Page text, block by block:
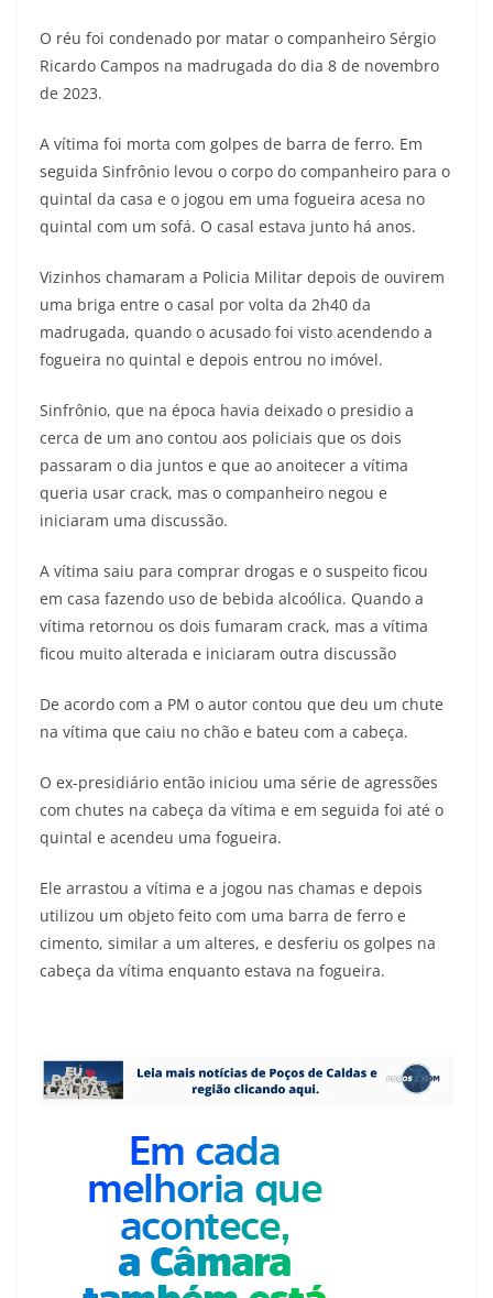
O réu foi condenado por matar o companheiro Sérgio
Ricardo Campos na madrugada do dia 8 de novembro
de 2023.
A vítima foi morta com golpes de barra de ferro. Em
seguida Sinfrônio levou o corpo do companheiro para o
quintal da casa e o jogou em uma fogueira acesa no
quintal com um sofá. O casal estava junto há anos.
Vizinhos chamaram a Policia Militar depois de ouvirem
uma briga entre o casal por volta da 2h40 da
madrugada, quando o acusado foi visto acendendo a
fogueira no quintal e depois entrou no imóvel.
Sinfrônio, que na época havia deixado o presidio a
cerca de um ano contou aos policiais que os dois
passaram o dia juntos e que ao anoitecer a vítima
queria usar crack, mas o companheiro negou e
iniciaram uma discussão.
A vítima saiu para comprar drogas e o suspeito ficou
em casa fazendo uso de bebida alcoólica. Quando a
vítima retornou os dois fumaram crack, mas a vítima
ficou muito alterada e iniciaram outra discussão
De acordo com a PM o autor contou que deu um chute
na vítima que caiu no chão e bateu com a cabeça.
O ex-presidiário então iniciou uma série de agressões
com chutes na cabeça da vítima e em seguida foi até o
quintal e acendeu uma fogueira.
Ele arrastou a vítima e a jogou nas chamas e depois
utilizou um objeto feito com uma barra de ferro e
cimento, similar a um alteres, e desferiu os golpes na
cabeça da vítima enquanto estava na fogueira.